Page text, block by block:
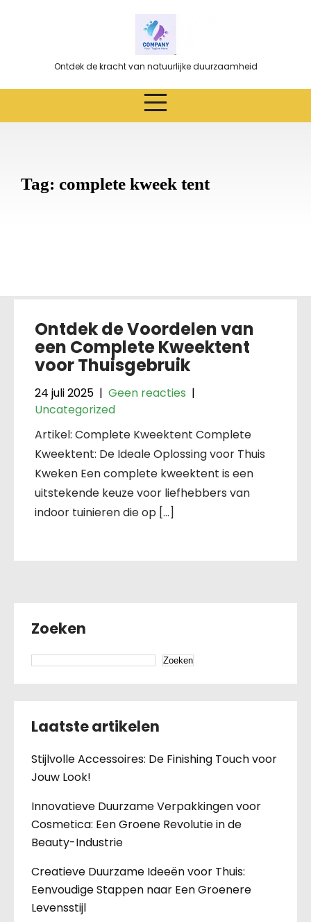
Ontdek de kracht van natuurlijke duurzaamheid
Tag: complete kweek tent
Ontdek de Voordelen van
een Complete Kweektent
voor Thuisgebruik
24 juli 2025 | Geen reacties |
Uncategorized
Artikel: Complete Kweektent Complete
Kweektent: De Ideale Oplossing voor Thuis
Kweken Een complete kweektent is een
uitstekende keuze voor liefhebbers van
indoor tuinieren die op […]
Zoeken
Zoeken
Laatste artikelen
Stijlvolle Accessoires: De Finishing Touch voor
Jouw Look!
Innovatieve Duurzame Verpakkingen voor
Cosmetica: Een Groene Revolutie in de
Beauty-Industrie
Creatieve Duurzame Ideeën voor Thuis:
Eenvoudige Stappen naar Een Groenere
Levensstijl